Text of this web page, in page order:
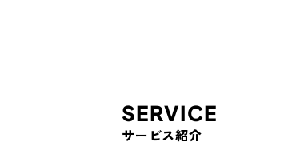
SERVICE
サービス紹介